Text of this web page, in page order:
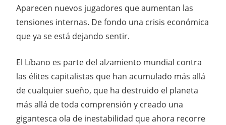
Aparecen nuevos jugadores que aumentan las
tensiones internas. De fondo una crisis económica
que ya se está dejando sentir.
El Líbano es parte del alzamiento mundial contra
las élites capitalistas que han acumulado más allá
de cualquier sueño, que ha destruido el planeta
más allá de toda comprensión y creado una
gigantesca ola de inestabilidad que ahora recorre